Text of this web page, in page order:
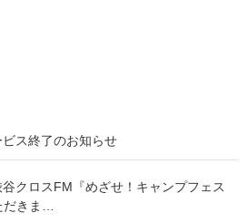
ビス終了のお知らせ
クロスFM『めざせ！キャンプフェス
だきま…